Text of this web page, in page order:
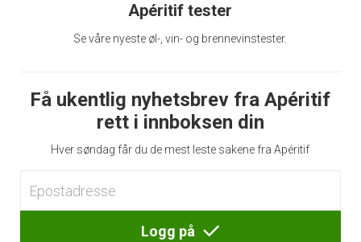
Apéritif tester
Se våre nyeste øl-, vin- og brennevinstester.
Få ukentlig nyhetsbrev fra Apéritif
rett i innboksen din
Hver søndag får du de mest leste sakene fra Apéritif
Logg på